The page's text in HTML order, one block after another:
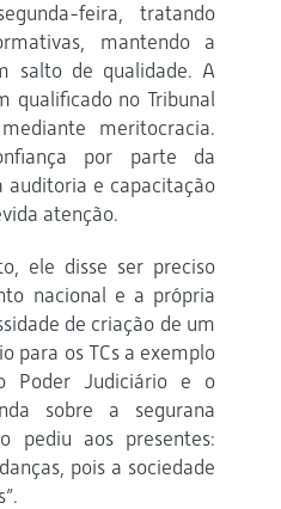
feira, tratando
mantendo a
salto de qualidade. A
qualificado no Tribunal
meritocracia.
por parte da
auditoria e capacitação
atenção.
ele disse ser preciso
nacional e a própria
de criação de um
para os TCs a exemplo
Poder Judiciário e o
sobre a segurana
pediu aos presentes:
pois a sociedade